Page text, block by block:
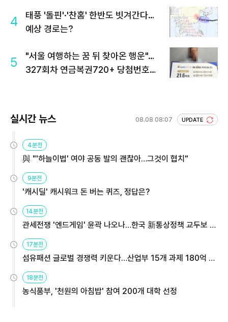
4
태풍 '돌핀'·'찬홈' 한반도 빗겨간다…
예상 경로는?
5
"서울 여행하는 꿈 뒤 찾아온 행운"…
327회차 연금복권720+ 당첨번호조
실시간 뉴스 08.08 08:07 UPDATE
4분전
與 "'하늘이법' 여야 공동 발의 괜찮아…그것이 협치"
9분전
'캐시딜' 캐시워크 돈 버는 퀴즈, 정답은?
14분전
관세전쟁 '엔드게임' 윤곽 나오나…한국 新통상정책 교두보 활
17분전
섬유패션 글로벌 경쟁력 키운다…산업부 15개 과제 180억 지
18분전
농식품부, '천원의 아침밥' 참여 200개 대학 선정